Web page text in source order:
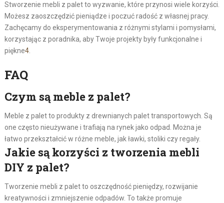
Stworzenie mebli z palet to wyzwanie, które przynosi wiele korzyści.
Możesz zaoszczędzić pieniądze i poczuć radość z własnej pracy.
Zachęcamy do eksperymentowania z różnymi stylami i pomysłami,
korzystając z poradnika, aby Twoje projekty były funkcjonalne i
piękne4.
FAQ
Czym są meble z palet?
Meble z palet to produkty z drewnianych palet transportowych. Są
one często nieużywane i trafiają na rynek jako odpad. Można je
łatwo przekształcić w różne meble, jak ławki, stoliki czy regały.
Jakie są korzyści z tworzenia mebli
DIY z palet?
Tworzenie mebli z palet to oszczędność pieniędzy, rozwijanie
kreatywności i zmniejszenie odpadów. To także promuje